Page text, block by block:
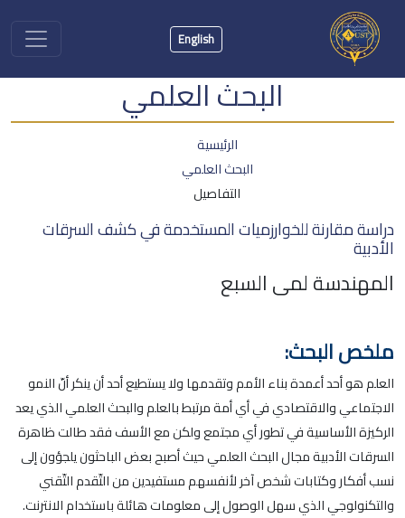
English
البحث العلمي
الرئيسية
البحث العلمي
التفاصيل
دراسة مقارنة للخوارزميات المستخدمة في كشف السرقات
الأدبية
المهندسة لمى السبع
ملخص البحث:
العلم هو أحد أعمدة بناء الأمم وتقدمها ولا يستطيع أحد أن ينكر أنّ النمو
الاجتماعي والاقتصادي في أي أمة مرتبط بالعلم والبحث العلمي الذي يعد
الركيزة الأساسية في تطور أي مجتمع ولكن مع الأسف فقد طالت ظاهرة
السرقات الأدبية مجال البحث العلمي حيث أصبح بعض الباحثون يلجؤون إلى
نسب أفكار وكتابات شخص آخر لأنفسهم مستفيدين من التّقدم التّقني
والتكنولوجي الذي سهل الوصول إلى معلومات هائلة باستخدام الانترنت.